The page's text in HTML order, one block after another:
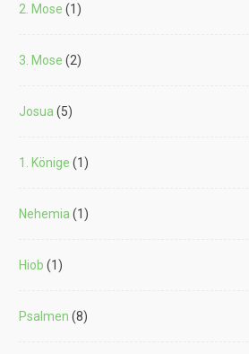
2. Mose (1)
3. Mose (2)
Josua (5)
1. Könige (1)
Nehemia (1)
Hiob (1)
Psalmen (8)